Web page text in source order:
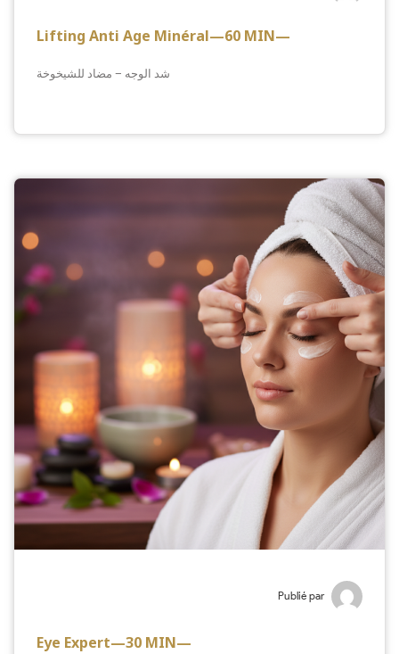
Lifting Anti Age Minéral—60 MIN—
شد الوجه – مضاد للشيخوخة
Publié par
Eye Expert—30 MIN—